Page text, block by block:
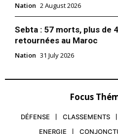
Nation 2 August 2026
Sebta : 57 morts, plus de
retournées au Maroc
Nation 31 July 2026
Focus
DÉFENSE CLASSEMENTS
ENERGIE